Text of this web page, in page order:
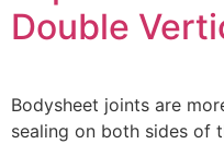
Double
Bodysheet joints are
sealing on both sides of